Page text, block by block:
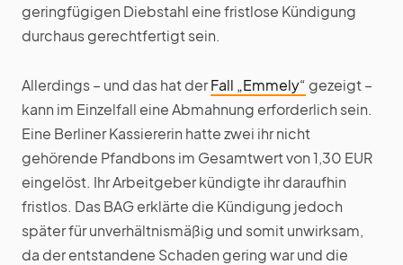
geringfügigen Diebstahl eine fristlose Kündigung
durchaus gerechtfertigt sein.
Allerdings – und das hat derFall „Emmely“ gezeigt –
kann im Einzelfall eine Abmahnung erforderlich sein.
Eine Berliner Kassiererin hatte zwei ihr nicht
gehörende Pfandbons im Gesamtwert von 1,30 EUR
eingelöst. Ihr Arbeitgeber kündigte ihr daraufhin
fristlos. Das BAG erklärte die Kündigung jedoch
später für unverhältnismäßig und somit unwirksam,
da der entstandene Schaden gering war und die